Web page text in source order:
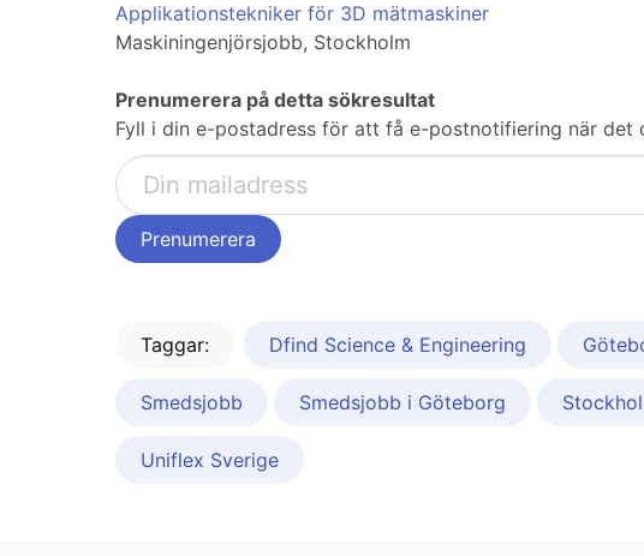
Applikationstekniker för 3D mätmaskiner
Maskiningenjörsjobb, Stockholm
Prenumerera på detta sökresultat
Fyll i din e-postadress för att få e-postnotifiering när
Taggar: Dfind Science & Engineering
Smedsjobb Smedsjobb i Göteborg
Uniflex Sverige